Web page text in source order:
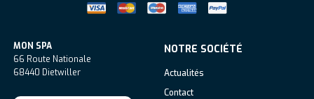
MON SPA
66 Route Nationale
68440 Dietwiller
NOTRE SOCIÉTÉ
Actualités
Contact